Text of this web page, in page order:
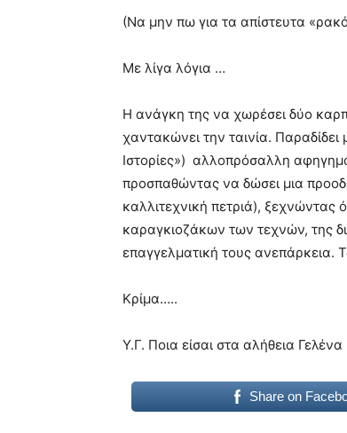
(Να μην πω για τα απίστευτα
Με λίγα λόγια …
Η ανάγκη της να χωρέσει δύο
χαντακώνει την ταινία.
Ιστορίες») αλλοπρόσαλλη
προσπαθώντας να δώσει μια
καλλιτεχνική πετριά), ξεχνώντας
καραγκιοζάκων των τεχνών, της
επαγγελματική τους ανεπάρκεια.
Κρίμα…..
Υ.Γ. Ποια είσαι στα αλήθεια Γελένα
Share on